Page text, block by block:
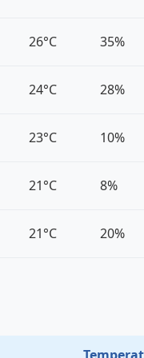
26°C 35%
24°C 28%
23°C 10%
21°C 8%
21°C 20%